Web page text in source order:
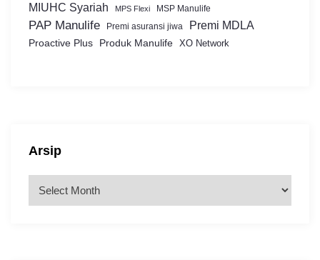
MIUHC Syariah MPS Flexi MSP Manulife
PAP Manulife Premi asuransi jiwa Premi MDLA
Proactive Plus Produk Manulife XO Network
Arsip